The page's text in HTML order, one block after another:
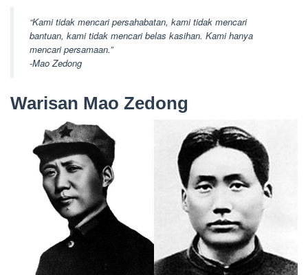
“Kami tidak mencari persahabatan, kami tidak mencari
bantuan, kami tidak mencari belas kasihan. Kami hanya
mencari persamaan.”
-Mao Zedong
Warisan Mao Zedong